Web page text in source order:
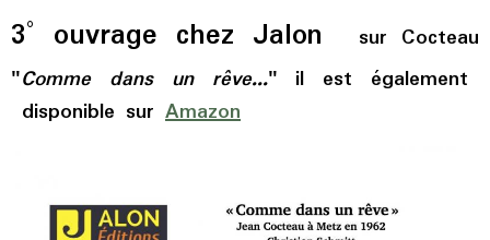
3° ouvrage chez Jalon
sur Cocteau
"Comme dans un rêve..." il est également
disponible sur Amazon